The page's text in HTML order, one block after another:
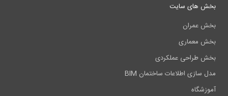
بخش های سایت
بخش عمران
بخش معماری
بخش طراحی عملکردی
مدل سازی اطلاعات ساختمان BIM
آموزشگاه